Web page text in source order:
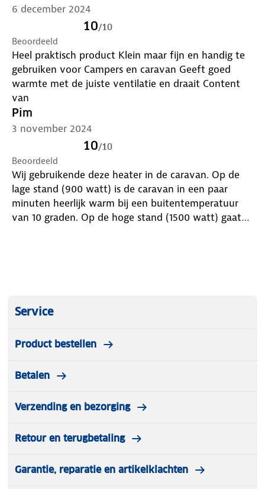
gemakkelijk mee te nemen op vakantie. Hij weegt
slechts 1,5 kg en heeft afmetingen van 17,8 x 17,8 x
24,8 cm (lxbxh). Je vindt er dus altijd wel een plekje
voor in jouw caravan of camper. De aanraak- en
omvalbeveiliging zorgen ervoor dat hij direct
uitschakelt als hij omvalt of verplaatst wordt. Ook
bij oververhitting schakelt de kachel automatisch
uit. Onbezorgd genieten dus!
Ga je een frisse dag tegemoet op de camping of
koelt het ’s avonds snel af? De Mestic keramische
kachel MKK-250 stel je naar voorkeur in met de
twee warmtestanden. Waar je hem ook neerzet,
dankzij de draaifunctie met ventilator heb jij het
zeker niet koud!
6 december 2024
10/10
Beoordeeld
Heel praktisch product Klein maar fijn en handig te
gebruiken voor Campers en caravan Geeft goed
warmte met de juiste ventilatie en draait Content
van
Pim
3 november 2024
10/10
Beoordeeld
Wij gebruikende deze heater in de caravan. Op de
lage stand (900 watt) is de caravan in een paar
minuten heerlijk warm bij een buitentemperatuur
van 10 graden. Op de hoge stand (1500 watt) gaat
Service
Product bestellen
Betalen
Verzending en bezorging
Retour en terugbetaling
Garantie, reparatie en artikelklachten